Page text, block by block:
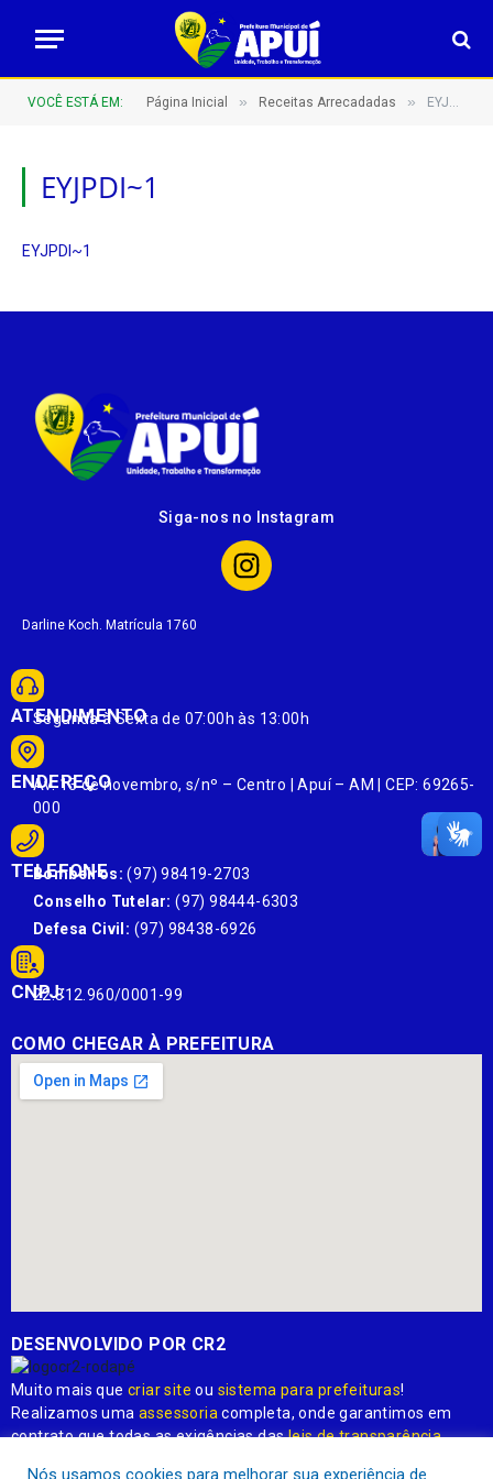
VOCÊ ESTÁ EM: Página Inicial » Receitas Arrecadadas » EYJPDI~1
EYJPDI~1
EYJPDI~1
Siga-nos no Instagram
Darline Koch. Matrícula 1760
ATENDIMENTO
Segunda à Sexta de 07:00h às 13:00h
ENDEREÇO
Av. 13 de novembro, s/nº – Centro | Apuí – AM | CEP: 69265-
000
TELEFONE
Bombeiros: (97) 98419-2703
Conselho Tutelar: (97) 98444-6303
Defesa Civil: (97) 98438-6926
CNPJ:
22.812.960/0001-99
COMO CHEGAR À PREFEITURA
DESENVOLVIDO POR CR2
Muito mais quecriar site ou sistema para prefeituras!
Realizamos umaassessoria completa, onde garantimos em
contrato que todas as exigências dasleis de transparência
Nós usamos cookies para melhorar sua experiência de